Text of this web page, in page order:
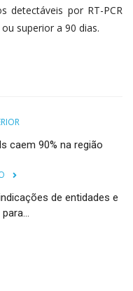
detectáveis por RT-PCR
superior a 90 dias.
caem 90% na região
de entidades e